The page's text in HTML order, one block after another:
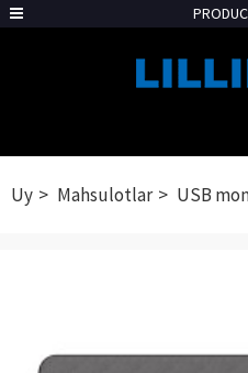
Uy Mahsulotlar USB